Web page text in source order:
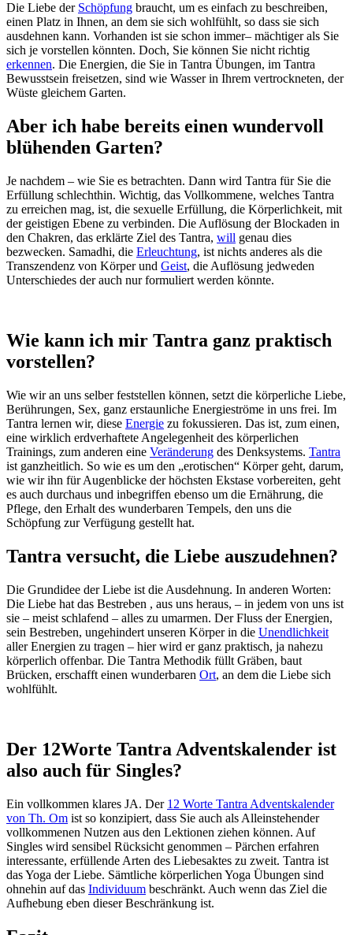
Die Liebe der Schöpfung braucht, um es einfach zu beschreiben,
einen Platz in Ihnen, an dem sie sich wohlfühlt, so dass sie sich
ausdehnen kann. Vorhanden ist sie schon immer– mächtiger als Sie
sich je vorstellen könnten. Doch, Sie können Sie nicht richtig
erkennen. Die Energien, die Sie in Tantra Übungen, im Tantra
Bewusstsein freisetzen, sind wie Wasser in Ihrem vertrockneten, der
Wüste gleichem Garten.
Aber ich habe bereits einen wundervoll
blühenden Garten?
Je nachdem – wie Sie es betrachten. Dann wird Tantra für Sie die
Erfüllung schlechthin. Wichtig, das Vollkommene, welches Tantra
zu erreichen mag, ist, die sexuelle Erfüllung, die Körperlichkeit, mit
der geistigen Ebene zu verbinden. Die Auflösung der Blockaden in
den Chakren, das erklärte Ziel des Tantra, will genau dies
bezwecken. Samadhi, die Erleuchtung, ist nichts anderes als die
Transzendenz von Körper und Geist, die Auflösung jedweden
Unterschiedes der auch nur formuliert werden könnte.
Wie kann ich mir Tantra ganz praktisch
vorstellen?
Wie wir an uns selber feststellen können, setzt die körperliche Liebe,
Berührungen, Sex, ganz erstaunliche Energieströme in uns frei. Im
Tantra lernen wir, diese Energie zu fokussieren. Das ist, zum einen,
eine wirklich erdverhaftete Angelegenheit des körperlichen
Trainings, zum anderen eine Veränderung des Denksystems. Tantra
ist ganzheitlich. So wie es um den „erotischen“ Körper geht, darum,
wie wir ihn für Augenblicke der höchsten Ekstase vorbereiten, geht
es auch durchaus und inbegriffen ebenso um die Ernährung, die
Pflege, den Erhalt des wunderbaren Tempels, den uns die
Schöpfung zur Verfügung gestellt hat.
Tantra versucht, die Liebe auszudehnen?
Die Grundidee der Liebe ist die Ausdehnung. In anderen Worten:
Die Liebe hat das Bestreben , aus uns heraus, – in jedem von uns ist
sie – meist schlafend – alles zu umarmen. Der Fluss der Energien,
sein Bestreben, ungehindert unseren Körper in die Unendlichkeit
aller Energien zu tragen – hier wird er ganz praktisch, ja nahezu
körperlich offenbar. Die Tantra Methodik füllt Gräben, baut
Brücken, erschafft einen wunderbaren Ort, an dem die Liebe sich
wohlfühlt.
Der 12Worte Tantra Adventskalender ist
also auch für Singles?
Ein vollkommen klares JA. Der 12 Worte Tantra Adventskalender
von Th. Om ist so konzipiert, dass Sie auch als Alleinstehender
vollkommenen Nutzen aus den Lektionen ziehen können. Auf
Singles wird sensibel Rücksicht genommen – Pärchen erfahren
interessante, erfüllende Arten des Liebesaktes zu zweit. Tantra ist
das Yoga der Liebe. Sämtliche körperlichen Yoga Übungen sind
ohnehin auf das Individuum beschränkt. Auch wenn das Ziel die
Aufhebung eben dieser Beschränkung ist.